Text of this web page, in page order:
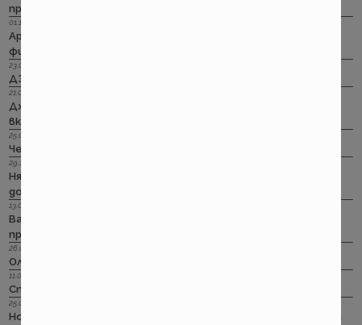
през ноември
01.11.2022 г.
Армеец: Имуществото на лимит на промоция. Това за
фирмите също
23.09.2022 г.
ДЗИ: Ами няма такова каско!
21.09.2022 г.
Дженерали: Критични болести по злополука и заболяване,
включително и при задължителната трудова.
25.08.2022 г.
Черно бялото ще е новото зелено и у нас. Дали?
29.12.2018 г.
Няма да работим на 31-ви. Весело посрещане на една по -
добра година.
13.08.2018 г.
Важно! Вашата полица в Олимпик трябва да бъде
прекратена на 17.08.2018г
26.07.2018 г.
Олимпик са вече без лиценз
11.05.2018 г.
Спираме Олимпик
25.01.2018 г.
Нова вълна на чувствително поскъпване на ГО-то тръгва